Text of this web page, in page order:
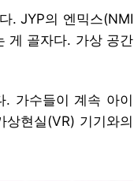
. JYP의 엔믹스(NMI
게 골자다. 가상 공간
가수들이 계속 아이
현실(VR) 기기와의